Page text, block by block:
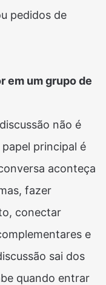
pedidos de
em um grupo de
não é
principal é
aconteça
fazer
conectar
e
sai dos
quando entrar